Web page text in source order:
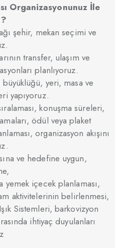
Organizasyonunuz İle
şehir, mekan seçimi ve
transfer, ulaşım ve
planlıyoruz.
büyüklüğü, yeri, masa ve
yapıyoruz.
konuşma süreleri,
ödül veya plaket
organizasyon akışını
ve hedefine uygun,
yemek içecek planlaması,
aktivitelerinin belirlenmesi,
Sistemleri, barkovizyon
ihtiyaç duyulanları